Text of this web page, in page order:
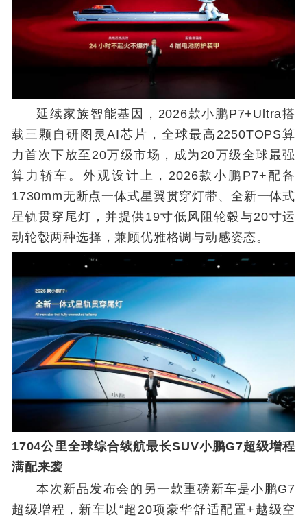
延续家族智能基因，2026款小鹏P7+Ultra搭
载三颗自研图灵AI芯片，全球最高2250TOPS算
力首次下放至20万级市场，成为20万级全球最强
算力轿车。外观设计上，2026款小鹏P7+配备
1730mm无断点一体式星翼贯穿灯带、全新一体式
星轨贯穿尾灯，并提供19寸低风阻轮毂与20寸运
动轮毂两种选择，兼顾优雅格调与动感姿态。
1704公里全球综合续航最长SUV小鹏G7超级增程
满配来袭
本次新品发布会的另一款重磅新车是小鹏G7
超级增程，新车以“超20项豪华舒适配置+越级空